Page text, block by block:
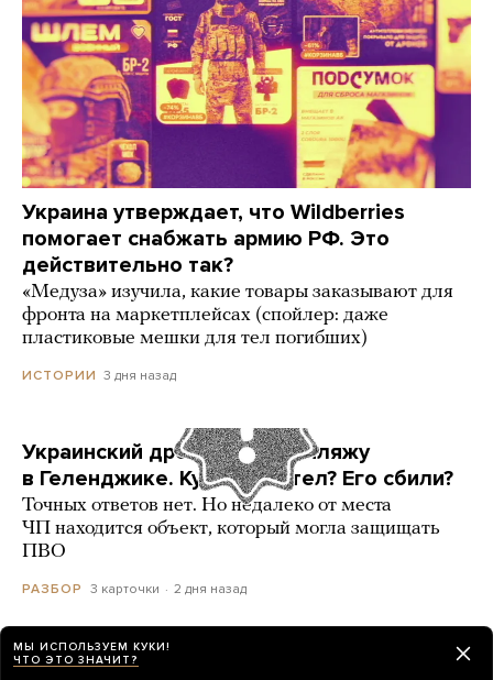
Украина утверждает, что Wildberries
помогает снабжать армию РФ. Это
действительно так?
«Медуза» изучила, какие товары заказывают для
фронта на маркетплейсах (спойлер: даже
пластиковые мешки для тел погибших)
ИСТОРИИ 3 дня назад
Украинский дрон попал по пляжу
в Геленджике. Куда он летел? Его сбили?
Точных ответов нет. Но недалеко от места
ЧП находится объект, который могла защищать
ПВО
РАЗБОР 3 карточки 2 дня назад
МЫ ИСПОЛЬЗУЕМ КУКИ!
ЧТО ЭТО ЗНАЧИТ?